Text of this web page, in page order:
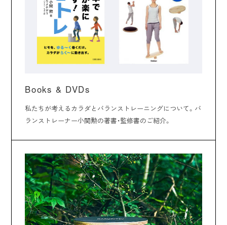
Books & DVDs
私たちが考えるカラダとバランストレーニングについて。バ
ランストレーナー小関勲の著書・監修書のご紹介。